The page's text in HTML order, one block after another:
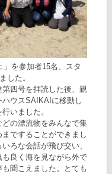
を参加者15名、スタ
した。
四号を拝読した後、親
ウスSAIKAIに移動し
いました。
の漂流物をみんなで集
ですることができまし
ろな会話が飛び交い、
良く海を見ながら外で
聞こえました。とても